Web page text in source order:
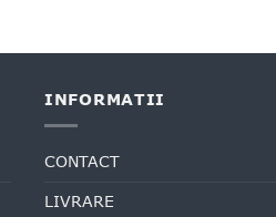
INFORMATII
CONTACT
LIVRARE